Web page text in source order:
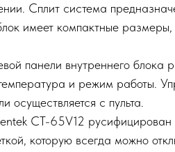
Сплит система
имеет компактные
панели внутреннего
и режим работы.
осуществляется с пульта.
CT-65V12
которую всегда можно